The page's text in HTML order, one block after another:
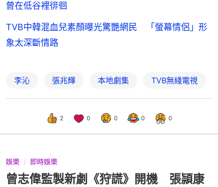
曾在低谷裡徘徊
TVB中韓混血兒素顏曝光驚艷網民 「螢幕情侶」形
象太深斷情路
李沁 張兆輝 本地劇集 TVB無綫電視
2 0 0 0 0
娛樂 即時娛樂
曾志偉監製新劇《狩謊》開機 張頴康